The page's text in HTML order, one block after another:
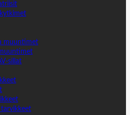
muuntimet
sillat